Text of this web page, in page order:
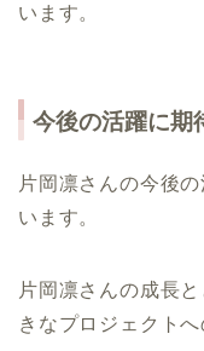
います。
今後の活躍に期
片岡凛さんの今後
います。
片岡凛さんの成長
きなプロジェクト